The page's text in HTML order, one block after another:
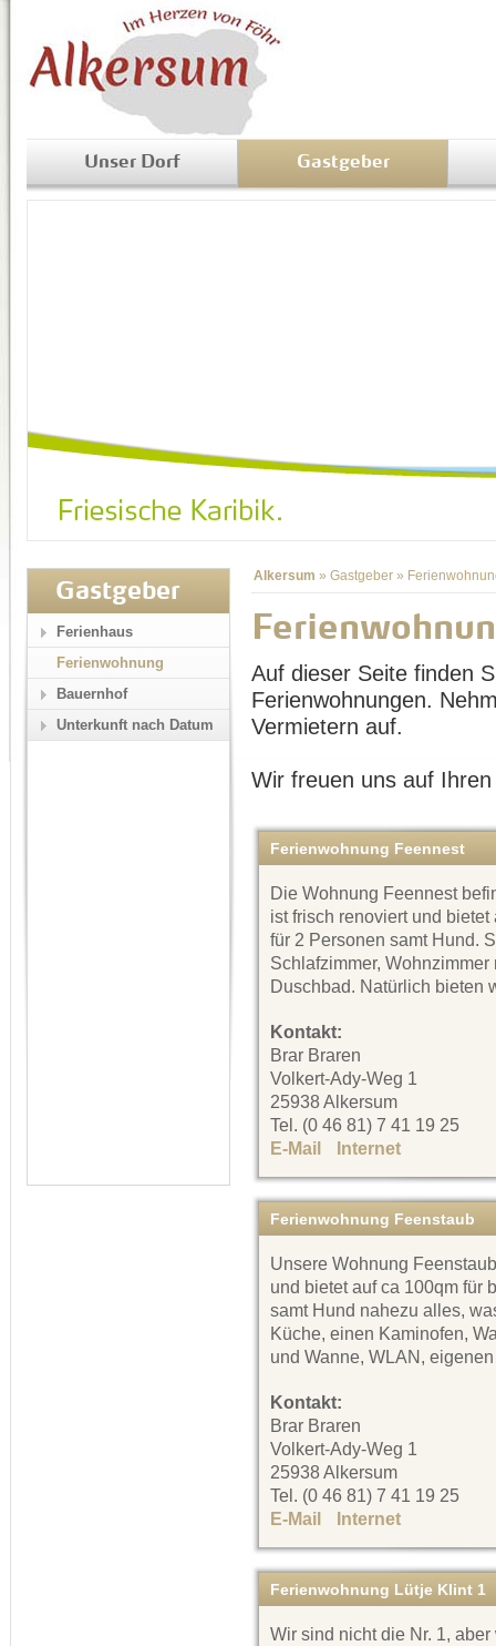
Unser Dorf Gastgeber
Alkersum » Gastgeber »
Auf dieser Seite finden
Ferienwohnungen.
Vermietern auf.
Wir freuen uns auf
Ferienwohnung Feennest
Die Wohnung Feennest
ist frisch renoviert und bietet
für 2 Personen samt Hund.
Schlafzimmer,
Duschbad. Natürlich bieten
Kontakt:
Brar Braren
Volkert-Ady-Weg 1
25938 Alkersum
Tel. (0 46 81) 7 41 19 25
E-Mail
Internet
Ferienwohnung Feenstaub
Unsere Wohnung
und bietet auf ca 100qm für
samt Hund nahezu alles,
Küche, einen Kaminofen,
und Wanne, WLAN,
Kontakt:
Brar Braren
Volkert-Ady-Weg 1
25938 Alkersum
Tel. (0 46 81) 7 41 19 25
E-Mail
Internet
Ferienwohnung Lütje Klint 1
Wir sind nicht die Nr. 1,
Gastgeber
Ferienhaus
Ferienwohnung
Bauernhof
Unterkunft nach Datum